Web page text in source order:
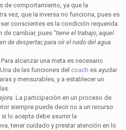
de comportamiento, ya que la
vez, que la inversa no funciona, pues es
conscientes es la condición requerida
de cambiar, pues “tiene el trabajo, aquel
de despertar, para oír el ruido del agua
Para alcanzar una meta es necesario
de las funciones del coach es ayudar
y mensurables, y a establecer un
La participación en un proceso de
siempre puede decir no a un recurso
lo acepta debe asumir la
tener cuidado y prestar atención en lo